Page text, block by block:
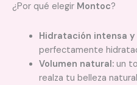
¿Por qué elegir Montoc?
Hidratación intensa
perfectamente
Volumen natural:un
realza tu belleza